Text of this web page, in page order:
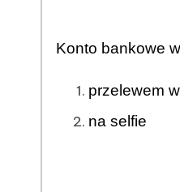
Konto bankowe
przelewem
na selfie